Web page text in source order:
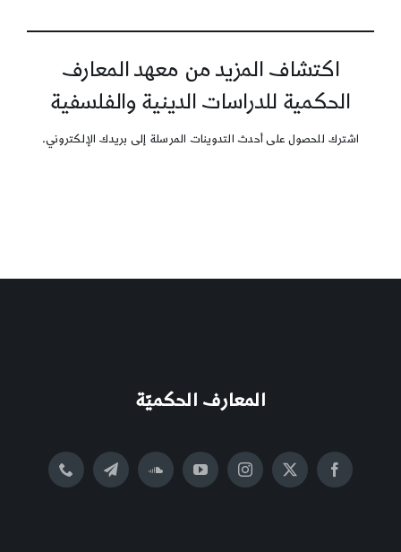
اكتشاف المزيد من معهد المعارف
الحكمية للدراسات الدينية والفلسفية
اشترك للحصول على أحدث التدوينات المرسلة إلى بريدك الإلكتروني.
المعارف الحكميّة